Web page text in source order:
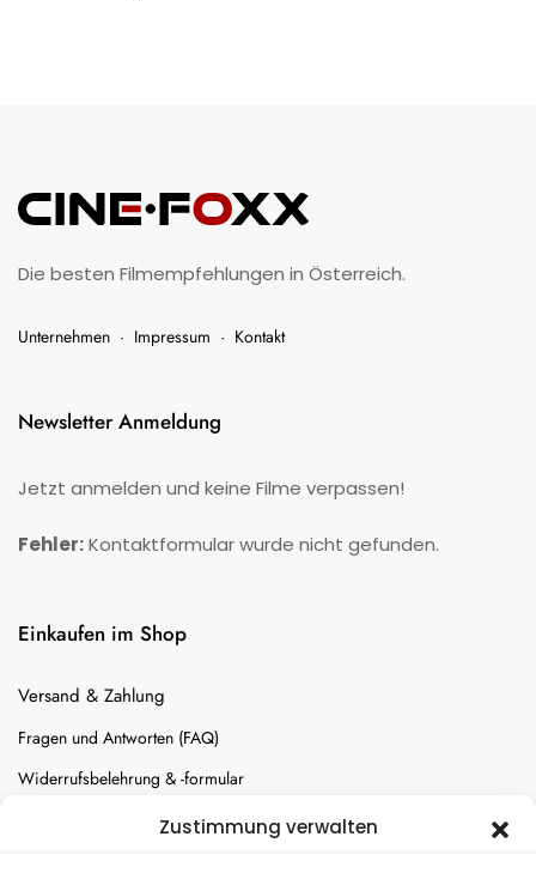
Zustimmung verwalten
Die besten Filmempfehlungen in Österreich.
Unternehmen · Impressum · Kontakt
Newsletter Anmeldung
Jetzt anmelden und keine Filme verpassen!
Fehler:Kontaktformular wurde nicht gefunden.
Einkaufen im Shop
Versand & Zahlung
Fragen und Antworten (FAQ)
Widerrufsbelehrung & -formular
Batterien-Entsorgung